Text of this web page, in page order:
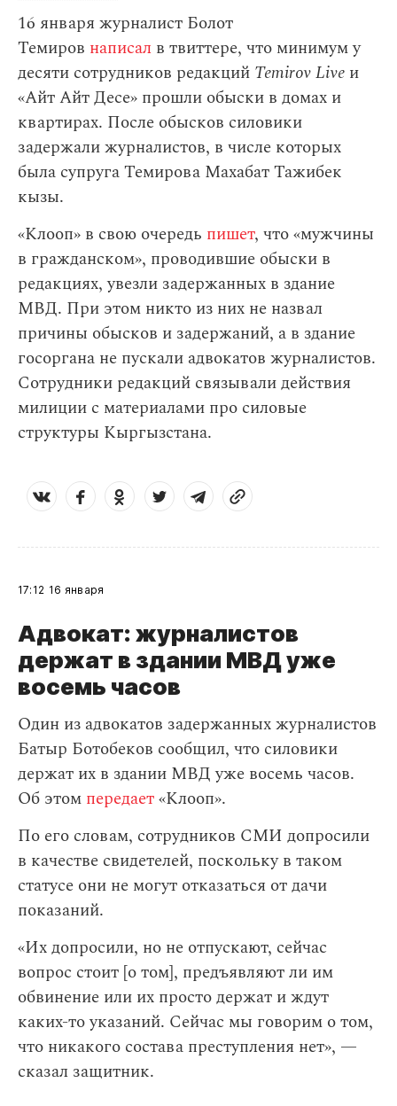
16 января журналист Болот
Темиров написал в твиттере, что минимум у
десяти сотрудников редакций Temirov Live и
«Айт Айт Десе» прошли обыски в домах и
квартирах. После обысков силовики
задержали журналистов, в числе которых
была супруга Темирова Махабат Тажибек
кызы.
«Клооп» в свою очередь пишет, что «мужчины
в гражданском», проводившие обыски в
редакциях, увезли задержанных в здание
МВД. При этом никто из них не назвал
причины обысков и задержаний, а в здание
госоргана не пускали адвокатов журналистов.
Сотрудники редакций связывали действия
милиции с материалами про силовые
структуры Кыргызстана.
17:12 16 января
Адвокат: журналистов
держат в здании МВД уже
восемь часов
Один из адвокатов задержанных журналистов
Батыр Ботобеков сообщил, что силовики
держат их в здании МВД уже восемь часов.
Об этом передает«Клооп».
По его словам, сотрудников СМИ допросили
в качестве свидетелей, поскольку в таком
статусе они не могут отказаться от дачи
показаний.
«Их допросили, но не отпускают, сейчас
вопрос стоит [о том], предъявляют ли им
обвинение или их просто держат и ждут
каких-то указаний. Сейчас мы говорим о том,
что никакого состава преступления нет», —
сказал защитник.